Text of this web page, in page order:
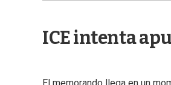
ICE intenta